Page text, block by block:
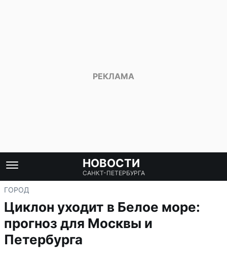
НОВОСТИ
САНКТ-ПЕТЕРБУРГА
ГОРОД
Циклон уходит в Белое море:
прогноз для Москвы и
Петербурга